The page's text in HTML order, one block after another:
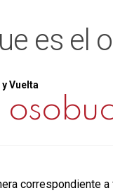
es el
Vuelta
correspondiente